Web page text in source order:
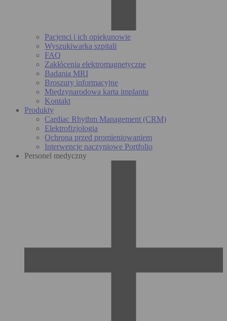
Pacjenci i ich opiekunowie
Wyszukiwarka szpitali
FAQ
Zakłócenia elektromagnetyczne
Badania MRI
Broszury informacyjne
Międzynarodowa karta implantu
Kontakt
Produkty
Cardiac Rhythm Management (CRM)
Elektrofizjologia
Ochrona przed promieniowaniem
Interwencje naczyniowe Portfolio
Personel medyczny